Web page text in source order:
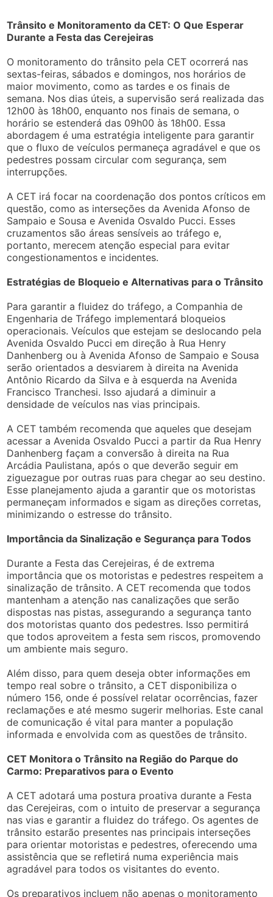
Trânsito e Monitoramento da CET: O Que Esperar
Durante a Festa das Cerejeiras
O monitoramento do trânsito pela CET ocorrerá nas
sextas-feiras, sábados e domingos, nos horários de
maior movimento, como as tardes e os finais de
semana. Nos dias úteis, a supervisão será realizada das
12h00 às 18h00, enquanto nos finais de semana, o
horário se estenderá das 09h00 às 18h00. Essa
abordagem é uma estratégia inteligente para garantir
que o fluxo de veículos permaneça agradável e que os
pedestres possam circular com segurança, sem
interrupções.
A CET irá focar na coordenação dos pontos críticos em
questão, como as interseções da Avenida Afonso de
Sampaio e Sousa e Avenida Osvaldo Pucci. Esses
cruzamentos são áreas sensíveis ao tráfego e,
portanto, merecem atenção especial para evitar
congestionamentos e incidentes.
Estratégias de Bloqueio e Alternativas para o Trânsito
Para garantir a fluidez do tráfego, a Companhia de
Engenharia de Tráfego implementará bloqueios
operacionais. Veículos que estejam se deslocando pela
Avenida Osvaldo Pucci em direção à Rua Henry
Danhenberg ou à Avenida Afonso de Sampaio e Sousa
serão orientados a desviarem à direita na Avenida
Antônio Ricardo da Silva e à esquerda na Avenida
Francisco Tranchesi. Isso ajudará a diminuir a
densidade de veículos nas vias principais.
A CET também recomenda que aqueles que desejam
acessar a Avenida Osvaldo Pucci a partir da Rua Henry
Danhenberg façam a conversão à direita na Rua
Arcádia Paulistana, após o que deverão seguir em
ziguezague por outras ruas para chegar ao seu destino.
Esse planejamento ajuda a garantir que os motoristas
permaneçam informados e sigam as direções corretas,
minimizando o estresse do trânsito.
Importância da Sinalização e Segurança para Todos
Durante a Festa das Cerejeiras, é de extrema
importância que os motoristas e pedestres respeitem a
sinalização de trânsito. A CET recomenda que todos
mantenham a atenção nas canalizações que serão
dispostas nas pistas, assegurando a segurança tanto
dos motoristas quanto dos pedestres. Isso permitirá
que todos aproveitem a festa sem riscos, promovendo
um ambiente mais seguro.
Além disso, para quem deseja obter informações em
tempo real sobre o trânsito, a CET disponibiliza o
número 156, onde é possível relatar ocorrências, fazer
reclamações e até mesmo sugerir melhorias. Este canal
de comunicação é vital para manter a população
informada e envolvida com as questões de trânsito.
CET Monitora o Trânsito na Região do Parque do
Carmo: Preparativos para o Evento
A CET adotará uma postura proativa durante a Festa
das Cerejeiras, com o intuito de preservar a segurança
nas vias e garantir a fluidez do tráfego. Os agentes de
trânsito estarão presentes nas principais interseções
para orientar motoristas e pedestres, oferecendo uma
assistência que se refletirá numa experiência mais
agradável para todos os visitantes do evento.
Os preparativos incluem não apenas o monitoramento